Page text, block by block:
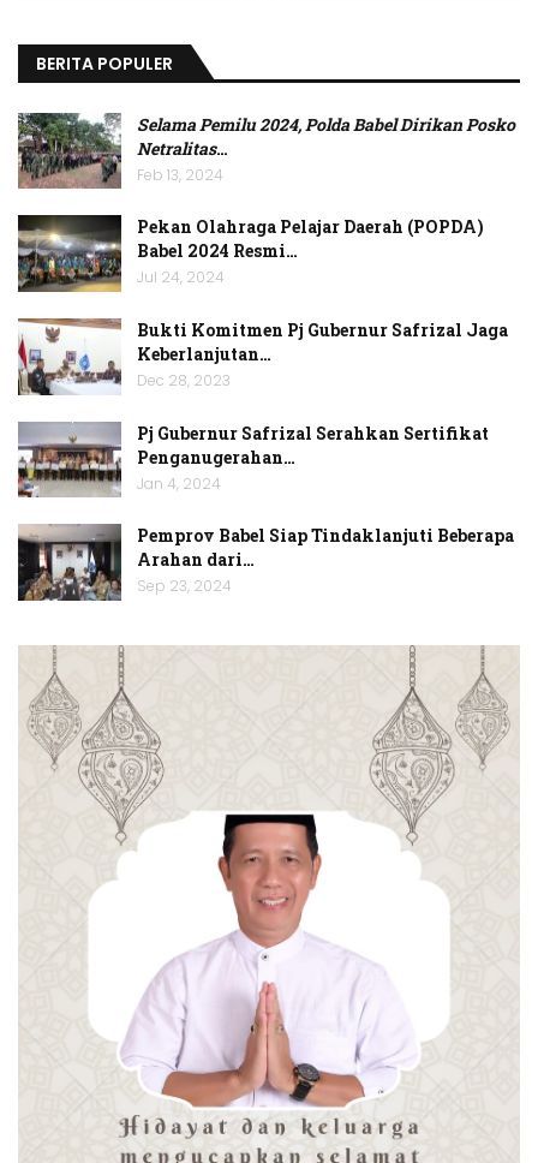
BERITA POPULER
Selama Pemilu 2024, Polda Babel Dirikan Posko
Netralitas…
Feb 13, 2024
Pekan Olahraga Pelajar Daerah (POPDA)
Babel 2024 Resmi…
Jul 24, 2024
Bukti Komitmen Pj Gubernur Safrizal Jaga
Keberlanjutan…
Dec 28, 2023
Pj Gubernur Safrizal Serahkan Sertifikat
Penganugerahan…
Jan 4, 2024
Pemprov Babel Siap Tindaklanjuti Beberapa
Arahan dari…
Sep 23, 2024